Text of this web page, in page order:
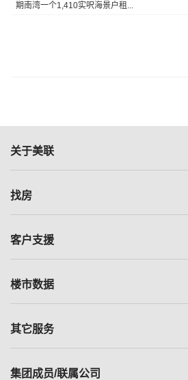
期南湾一个1,410实呎海景户租...
关于美联
美联集团
人才招募
找房
一手新房
减价
美联豪宅
独家楼盘
租房
客户支援
自助放盘
查询热线
按揭计算机
楼市数据
指数
其它服务
小区专页
集团成员/联属公司